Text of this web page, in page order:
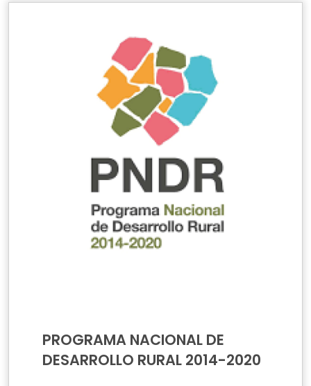
PROGRAMA NACIONAL DE
DESARROLLO RURAL 2014-2020